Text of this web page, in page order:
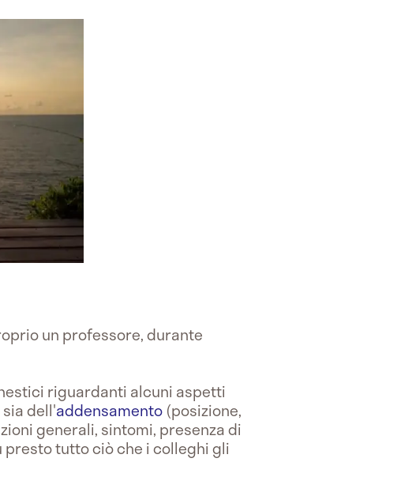
un professore, durante
riguardanti alcuni aspetti
dell'addensamento (posizione,
generali, sintomi, presenza di
tutto ciò che i colleghi gli